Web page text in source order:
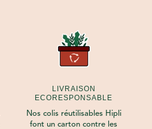
LIVRAISON
ECORESPONSABLE
Nos colis réutilisables Hipli
font un carton contre les